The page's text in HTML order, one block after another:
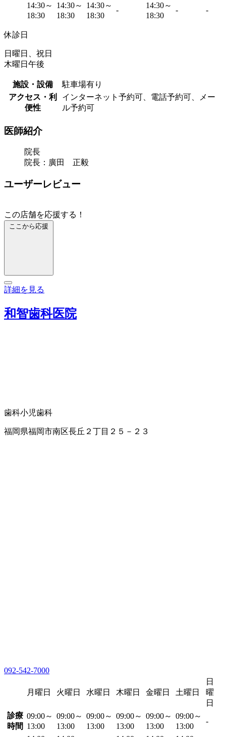
14:30～
18:30
14:30～
18:30
14:30～
18:30
-
14:30～
18:30
- -
休診日
日曜日、祝日
木曜日午後
施設・設備
駐車場有り
アクセス・利
便性
インターネット予約可、電話予約可、メー
ル予約可
医師紹介
院長
院長：廣田 正毅
ユーザーレビュー
この店舗を応援する！
ここから応援
詳細を見る
和智歯科医院
歯科小児歯科
福岡県福岡市南区長丘２丁目２５－２３
092-542-7000
月曜日 火曜日 水曜日 木曜日 金曜日 土曜日
日
曜
日
診療
時間
09:00～
13:00
09:00～
13:00
09:00～
13:00
09:00～
13:00
09:00～
13:00
09:00～
13:00
-